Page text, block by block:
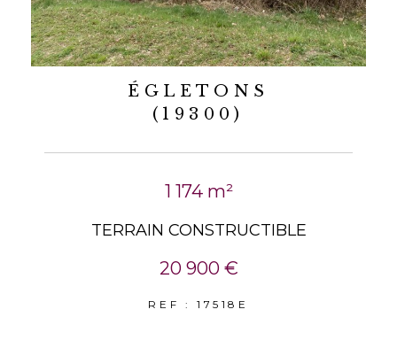
ÉGLETONS
(19300)
1 174 m²
TERRAIN CONSTRUCTIBLE
20 900 €
REF : 17518E